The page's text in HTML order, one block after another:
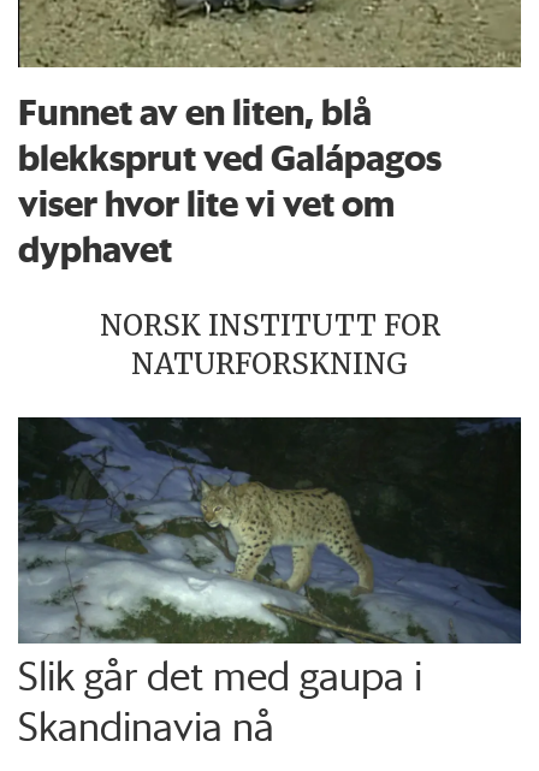
Funnet av en liten, blå
blekksprut ved Galápagos
viser hvor lite vi vet om
dyphavet
NORSK INSTITUTT FOR
NATURFORSKNING
Slik går det med gaupa i
Skandinavia nå